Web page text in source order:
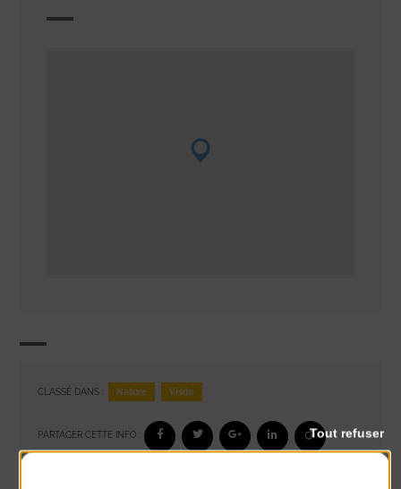
CLASSÉ DANS : Nature Visite
PARTAGER CETTE INFO : Tout refuser